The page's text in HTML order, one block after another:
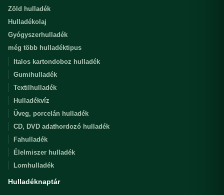
Zöld hulladék
Hulladékolaj
Gyógyszerhulladék
még több hulladéktipus
Italos kartondoboz hulladék
Gumihulladék
Textilhulladék
Hulladékvíz
Üveg, porcelán hulladék
CD, DVD adathordozó hulladék
Fahulladék
Élelmiszer hulladék
Lomhulladék
Hulladéknaptár